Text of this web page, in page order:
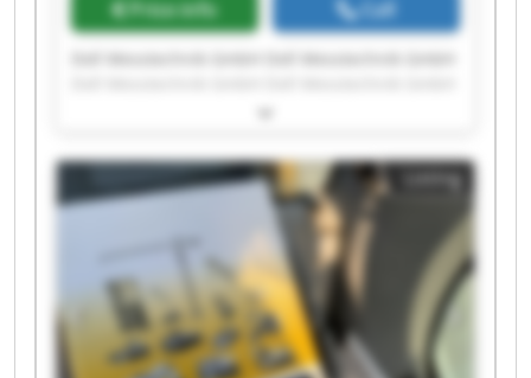
Price info Call
Doll Messtechnik GmbH Doll Messtechnik GmbH
Doll Messtechnik GmbH Doll Messtechnik GmbH
Doll Messtechnik GmbH Doll Messtechnik GmbH
Doll Messtechnik GmbH Doll Messtechnik GmbH
Doll Messtechnik GmbH Doll Messtechnik GmbH
Doll Messtechnik GmbH Doll Messtechnik GmbH
Doll Messtechnik GmbH Doll Messtechnik GmbH
Doll Messtechnik GmbH Doll Messtechnik GmbH
Listing